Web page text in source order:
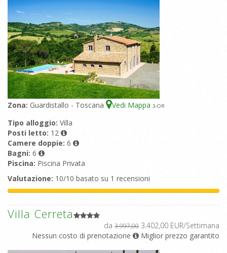
Zona: Guardistallo - Toscana Vedi Mappa 3-OR
Tipo alloggio: Villa
Posti letto: 12
Camere doppie: 6
Bagni: 6
Piscina: Piscina Privata
Valutazione: 10/10 basato su 1 recensioni
Villa Cerreta
da 3.997,00 3.402,00 EUR/Settimana
Nessun costo di prenotazione
Miglior prezzo garantito